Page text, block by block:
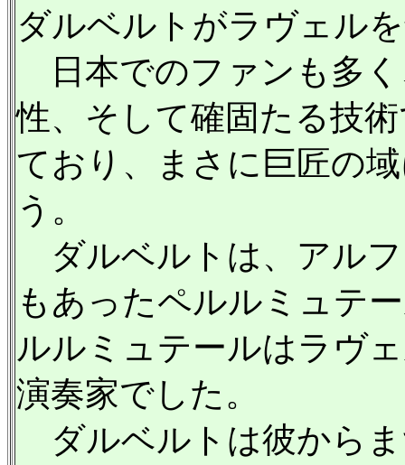
ダルベルトがラヴェル
日本でのファンも多
性、そして確固たる技
ており、まさに巨匠の
う。
ダルベルトは、アル
もあったペルルミュテ
ルルミュテールはラヴ
演奏家でした。
ダルベルトは彼から